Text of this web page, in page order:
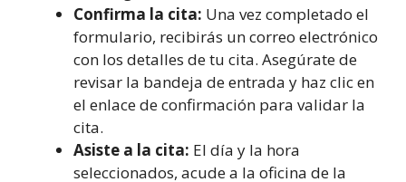
Confirma la cita: Una vez completado el
formulario, recibirás un correo electrónico
con los detalles de tu cita. Asegúrate de
revisar la bandeja de entrada y haz clic en
el enlace de confirmación para validar la
cita.
Asiste a la cita: El día y la hora
seleccionados, acude a la oficina de la